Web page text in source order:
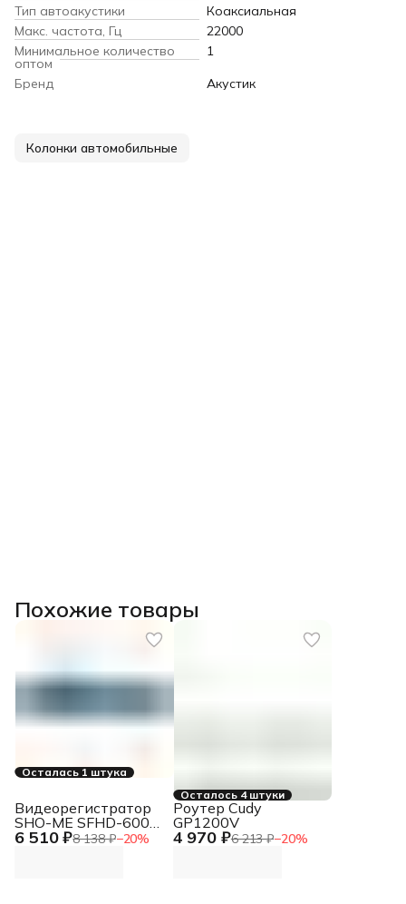
Тип автоакустики
Коаксиальная
Макс. частота, Гц
22000
Минимальное количество
оптом
1
Бренд
Акустик
Колонки автомобильные
Похожие товары
Осталась 1 штука
6 510 ₽8 138 ₽−20%
Видеорегистратор
SHO-ME SFHD-600
(зеркало 4,3"", 2 кам
Осталось 4 штуки
4 970 ₽6 213 ₽−20%
Роутер Cudy
GP1200V